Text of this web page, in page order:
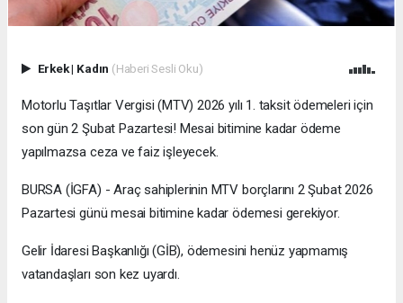
Erkek| Kadın (Haberi Sesli Oku)
Motorlu Taşıtlar Vergisi (MTV) 2026 yılı 1. taksit ödemeleri için
son gün 2 Şubat Pazartesi! Mesai bitimine kadar ödeme
yapılmazsa ceza ve faiz işleyecek.
BURSA (İGFA) - Araç sahiplerinin MTV borçlarını 2 Şubat 2026
Pazartesi günü mesai bitimine kadar ödemesi gerekiyor.
Gelir İdaresi Başkanlığı (GİB), ödemesini henüz yapmamış
vatandaşları son kez uyardı.